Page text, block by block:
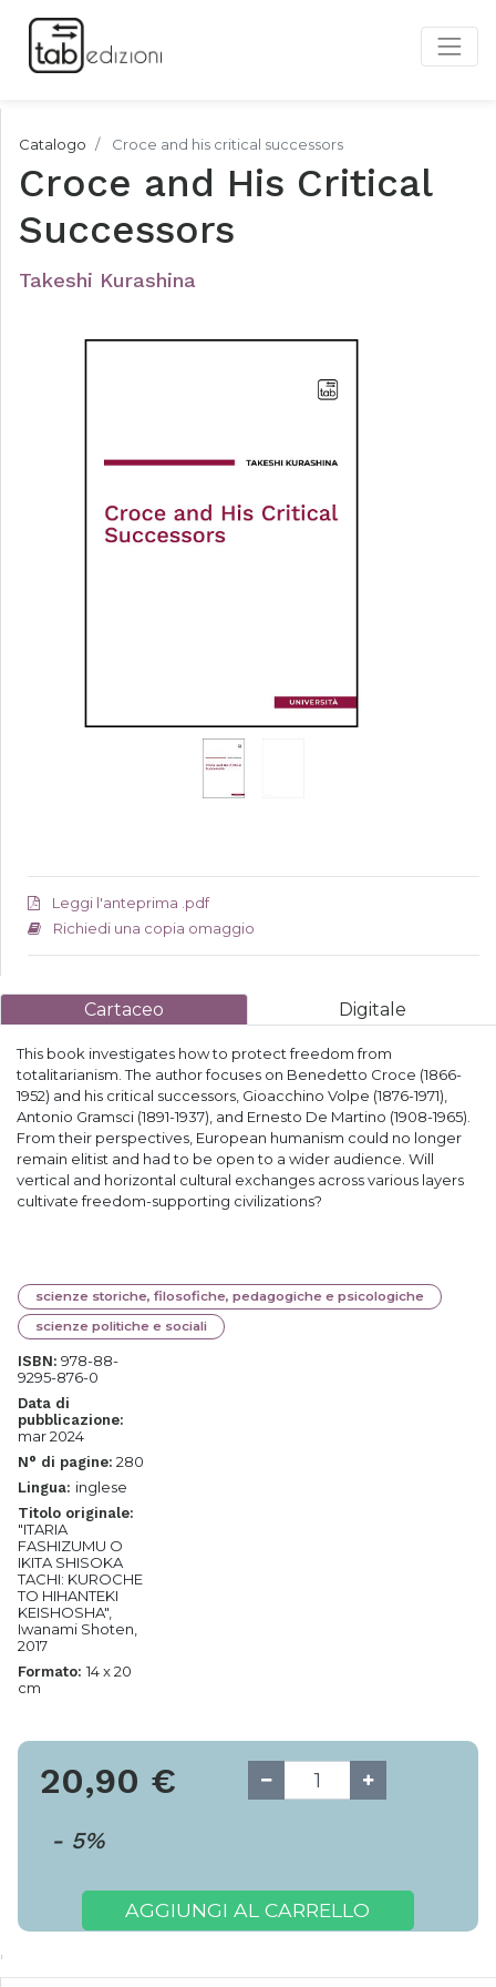
Catalogo Croce and his critical successors
Croce and His Critical
Successors
Takeshi Kurashina
Leggi l'anteprima .pdf
Richiedi una copia omaggio
Cartaceo Digitale
This book investigates how to protect freedom from
totalitarianism. The author focuses on Benedetto Croce (1866-
1952) and his critical successors, Gioacchino Volpe (1876-1971),
Antonio Gramsci (1891-1937), and Ernesto De Martino (1908-1965).
From their perspectives, European humanism could no longer
remain elitist and had to be open to a wider audience. Will
vertical and horizontal cultural exchanges across various layers
cultivate freedom-supporting civilizations?
scienze storiche, filosofiche, pedagogiche e psicologiche
scienze politiche e sociali
ISBN: 978-88-
9295-876-0
Data di
pubblicazione:
mar 2024
N° di pagine: 280
Lingua: inglese
Titolo originale:
"ITARIA
FASHIZUMU O
IKITA SHISOKA
TACHI: KUROCHE
TO HIHANTEKI
KEISHOSHA",
Iwanami Shoten,
2017
Formato: 14 x 20
cm
20,90 €
- 5%
AGGIUNGI AL CARRELLO